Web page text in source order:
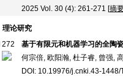
2025 Vol. 30 (4): 261-271 [摘
理论研究
272
基于有限元和机器学习的全陶
何宗倍, 欧阳瀚, 杜子睿, 曾强,
DOI: 10.19976/j.cnki.43-1448/